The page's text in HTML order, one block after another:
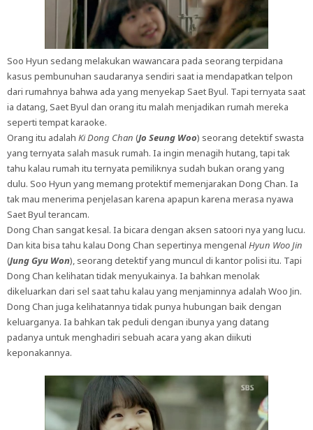
Soo Hyun sedang melakukan wawancara pada seorang terpidana
kasus pembunuhan saudaranya sendiri saat ia mendapatkan telpon
dari rumahnya bahwa ada yang menyekap Saet Byul. Tapi ternyata saat
ia datang, Saet Byul dan orang itu malah menjadikan rumah mereka
seperti tempat karaoke.
Orang itu adalah Ki Dong Chan (Jo Seung Woo) seorang detektif swasta
yang ternyata salah masuk rumah. Ia ingin menagih hutang, tapi tak
tahu kalau rumah itu ternyata pemiliknya sudah bukan orang yang
dulu. Soo Hyun yang memang protektif memenjarakan Dong Chan. Ia
tak mau menerima penjelasan karena apapun karena merasa nyawa
Saet Byul terancam.
Dong Chan sangat kesal. Ia bicara dengan aksen satoori nya yang lucu.
Dan kita bisa tahu kalau Dong Chan sepertinya mengenal Hyun Woo Jin
(Jung Gyu Won), seorang detektif yang muncul di kantor polisi itu. Tapi
Dong Chan kelihatan tidak menyukainya. Ia bahkan menolak
dikeluarkan dari sel saat tahu kalau yang menjaminnya adalah Woo Jin.
Dong Chan juga kelihatannya tidak punya hubungan baik dengan
keluarganya. Ia bahkan tak peduli dengan ibunya yang datang
padanya untuk menghadiri sebuah acara yang akan diikuti
keponakannya.